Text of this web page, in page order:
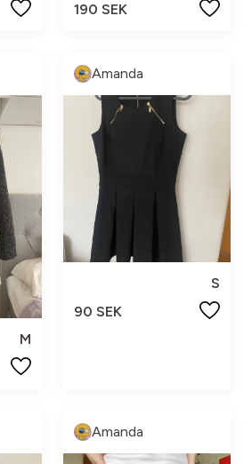
190 SEK
M
Amanda
S
90 SEK
Amanda